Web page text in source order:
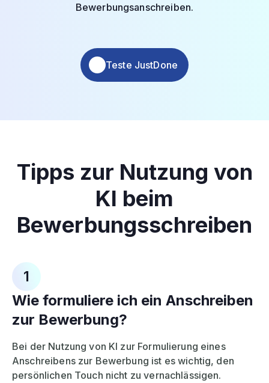
Bewerbungsanschreiben.
Teste JustDone
Tipps zur Nutzung von
KI beim
Bewerbungsschreiben
1
Wie formuliere ich ein Anschreiben
zur Bewerbung?
Bei der Nutzung von KI zur Formulierung eines
Anschreibens zur Bewerbung ist es wichtig, den
persönlichen Touch nicht zu vernachlässigen.